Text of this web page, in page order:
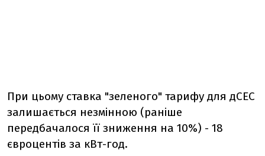
При цьому ставка "зеленого" тарифу для дСЕС
залишається незмінною (раніше
передбачалося її зниження на 10%) - 18
євроцентів за кВт-год.